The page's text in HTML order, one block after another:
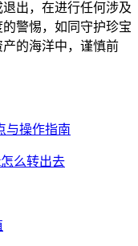
出，在进行任何涉及
警惕，如同守护珍宝
的海洋中，谨慎前
与操作指南
怎么转出去